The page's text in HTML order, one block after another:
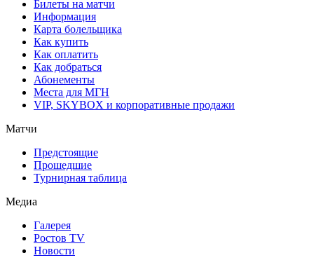
Билеты на матчи
Информация
Карта болельщика
Как купить
Как оплатить
Как добраться
Абонементы
Места для МГН
VIP, SKYBOX и корпоративные продажи
Матчи
Предстоящие
Прошедшие
Турнирная таблица
Медиа
Галерея
Ростов TV
Новости